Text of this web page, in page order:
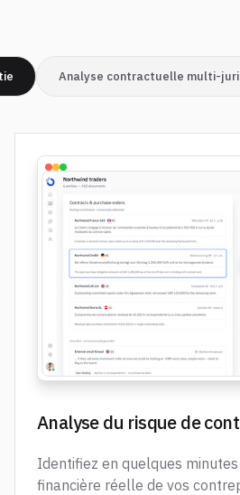
Analyse contractuelle multi-
Analyse du risque de
Identifiez en quelques minutes
financière réelle de vos